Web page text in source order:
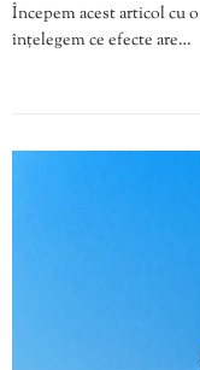
Începem acest articol cu
înțelegem ce efecte are…